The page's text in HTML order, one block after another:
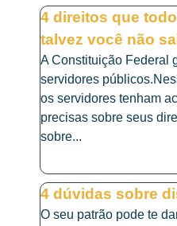
4 direitos que
talvez você não
A Constituição Federal
servidores
os servidores tenham
precisas sobre seus
sobre...
4 dúvidas sobre
O seu patrão pode te